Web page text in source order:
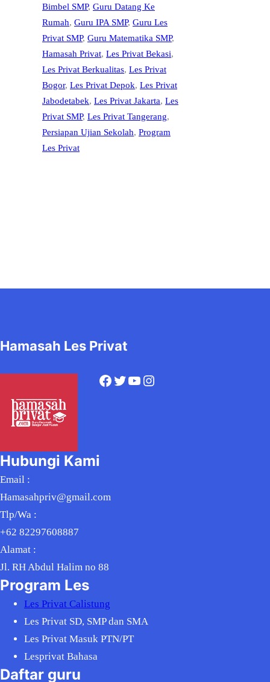
Bimbel SMP, Guru Datang Ke
Rumah, Guru IPA SMP, Guru Les
Privat SMP, Guru Matematika SMP
Hamasah Privat, Les Privat Bekasi
Les Privat Berkualitas, Les Privat
Bogor, Les Privat Depok, Les Privat
Jabodetabek, Les Privat Jakarta, Les
Privat SMP, Les Privat Tangerang
Persiapan Ujian Sekolah, Program
Les Privat
Hamasah Les Privat
Facebook Twitter YouTube Instagram
Hubungi Kami
Email :
Hamasahpriv@gmail.com
Tlp/Wa :
+62 82297608887
Alamat :
Jl. RH Abdul Halim no 88
Program Les
Les Privat Calistung
Les Privat SD, SMP dan SMA
Les Privat Masuk PTN/PT
Lesprivat Bahasa
Daftar guru